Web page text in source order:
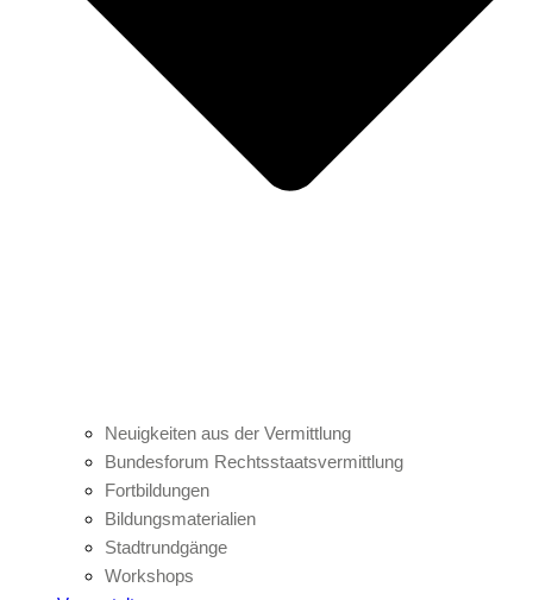
Neuigkeiten aus der Vermittlung
Bundesforum Rechtsstaatsvermittlung
Fortbildungen
Bildungsmaterialien
Stadtrundgänge
Workshops